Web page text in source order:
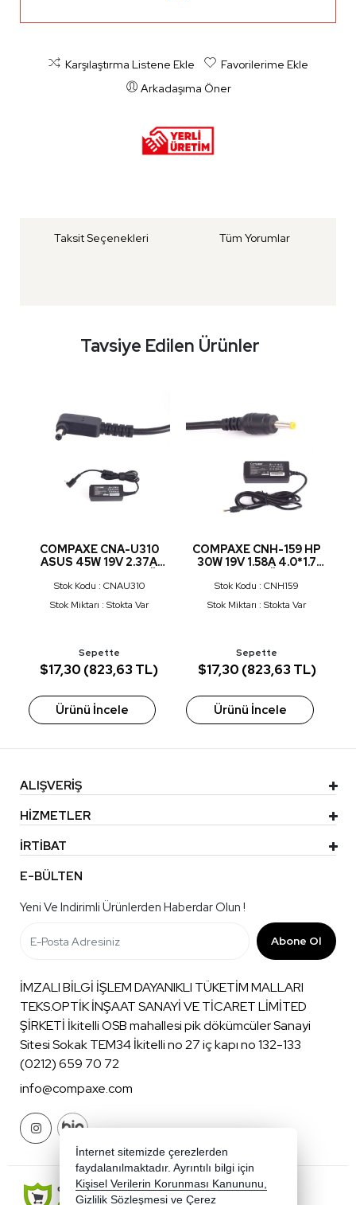
Karşılaştırma Listene Ekle
Favorilerime Ekle
Arkadaşıma Öner
Taksit Seçenekleri Tüm Yorumlar
Tavsiye Edilen Ürünler
COMPAXE CNA-U310
ASUS 45W 19V 2.37A
Stok Kodu : CNAU310
Stok Miktarı : Stokta Var
Sepette
$17,30 (823,63 TL)
Ürünü İncele
COMPAXE CNH-159 HP
30W 19V 1.58A 4.0*1.7
Stok Kodu : CNH159
Stok Miktarı : Stokta Var
Sepette
$17,30 (823,63 TL)
Ürünü İncele
ALIŞVERİŞ
HİZMETLER
İRTİBAT
E-BÜLTEN
Yeni Ve Indirimli Ürünlerden Haberdar Olun !
Abone Ol
İMZALI BİLGİ İŞLEM DAYANIKLI TÜKETİM MALLARI
TEKS.OPTİK İNŞAAT SANAYİ VE TİCARET LİMİTED
ŞİRKETİ İkitelli OSB mahallesi pik dökümcüler Sanayi
Sitesi Sokak TEM34 İkitelli no 27 iç kapı no 132-133
(0212) 659 70 72
info@compaxe.com
İnternet sitemizde çerezlerden
faydalanılmaktadır. Ayrıntılı bilgi için
Kişisel Verilerin Korunması Kanununu,
Gizlilik Sözleşmesi ve Çerez